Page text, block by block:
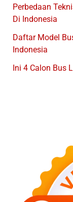
Perbedaan
Di Indonesia
Daftar Model
Indonesia
Ini 4 Calon Bus